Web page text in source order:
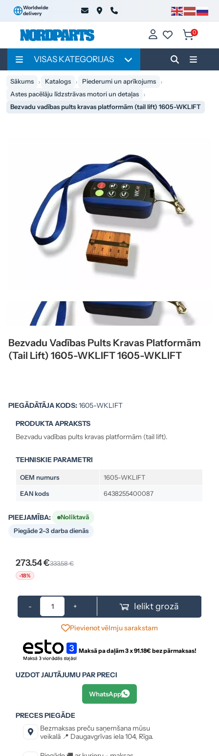
Worldwide
delivery
0
VISAS KATEGORIJAS
Sākums Katalogs
Piederumi un aprīkojums
Astes pacēlāju līdzstrāvas motori un detaļas
Bezvadu vadības pults kravas platformām (tail lift) 1605-WKLIFT
Bezvadu Vadības Pults Kravas Platformām
(tail Lift) 1605-WKLIFT 1605-WKLIFT
PIEGĀDĀTĀJA KODS:1605-WKLIFT
PRODUKTA APRAKSTS
Bezvadu vadības pults kravas platformām (tail lift).
TEHNISKIE PARAMETRI
OEM numurs 1605-WKLIFT
EAN kods 6438255400087
PIEEJAMĪBA:
Noliktavā
Piegāde 2–3 darba dienās
273.54 €333.58 €
-18%
- + Ielikt grozā
Pievienot vēlmju sarakstam
Maksā pa daļām 3 x91.18€ bez pārmaksas!
UZDOT JAUTĀJUMU PAR PRECI
WhatsApp
PRECES PIEGĀDE
Bezmaksas preču saņemšana mūsu
veikalā 📍 Daugavgrīvas iela 104, Rīga.